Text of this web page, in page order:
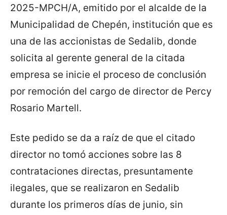
2025-MPCH/A, emitido por el alcalde de la
Municipalidad de Chepén, institución que es
una de las accionistas de Sedalib, donde
solicita al gerente general de la citada
empresa se inicie el proceso de conclusión
por remoción del cargo de director de Percy
Rosario Martell.
Este pedido se da a raíz de que el citado
director no tomó acciones sobre las 8
contrataciones directas, presuntamente
ilegales, que se realizaron en Sedalib
durante los primeros días de junio, sin